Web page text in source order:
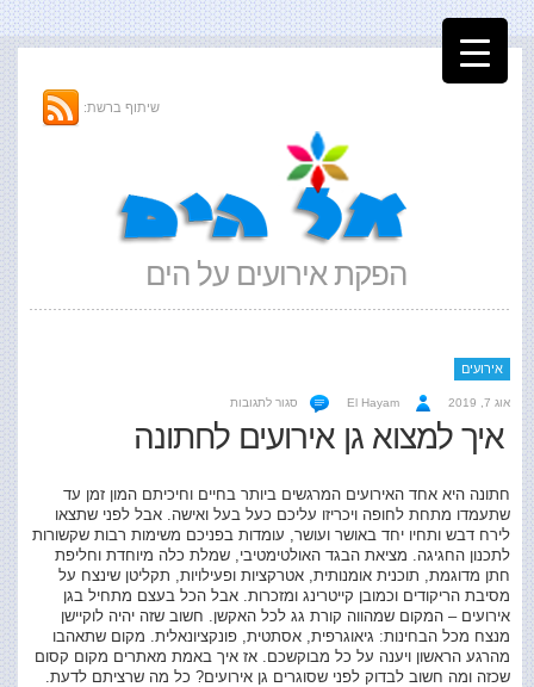
הפקת אירועים על הים
שיתוף ברשת:
אירועים
אוג 7, 2019 El Hayam סגור לתגובותעל
איך
למצוא
לחתונה
איך למצוא גן אירועים לחתונה
חתונה היא אחד האירועים המרגשים ביותר בחיים וחיכיתם המון זמן עד
שתעמדו מתחת לחופה ויכריזו עליכם כעל בעל ואישה. אבל לפני שתצאו
לירח דבש ותחיו יחד באושר ועושר, עומדות בפניכם משימות רבות שקשורות
לתכנון החגיגה. מציאת הבגד האולטימטיבי, שמלת כלה מיוחדת וחליפת
חתן מדוגמת, תוכנית אומנותית, אטרקציות ופעילויות, תקליטן שינצח על
מסיבת הריקודים וכמובן קייטרינג ומזכרות. אבל הכל בעצם מתחיל בגן
אירועים – המקום שמהווה קורת גג לכל האקשן. חשוב שזה יהיה לוקיישן
מנצח מכל הבחינות: גיאוגרפית, אסתטית, פונקציונאלית. מקום שתאהבו
מהרגע הראשון ויענה על כל מבוקשכם. אז איך באמת מאתרים מקום קסום
שכזה ומה חשוב לבדוק לפני שסוגרים גן אירועים? כל מה שרציתם לדעת.